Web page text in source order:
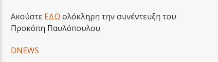
Ακούστε ΕΔΩ ολόκληρη την συνέντευξη του
Προκόπη Παυλόπουλου
DNEWS